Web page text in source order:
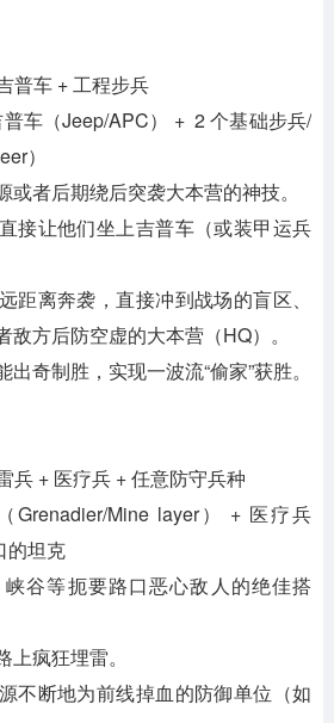
普车 + 工程步兵
车（Jeep/APC） + 2 个基础步兵/
）
者后期绕后突袭大本营的神技。
接让他们坐上吉普车（或装甲运兵
距离奔袭，直接冲到战场的盲区、
方后防空虚的大本营（HQ）。
奇制胜，实现一波流“偷家”获胜。
兵 + 医疗兵 + 任意防守兵种
Grenadier/Mine layer） + 医疗兵
的坦克
谷等扼要路口恶心敌人的绝佳搭
疯狂埋雷。
不断地为前线掉血的防御单位（如